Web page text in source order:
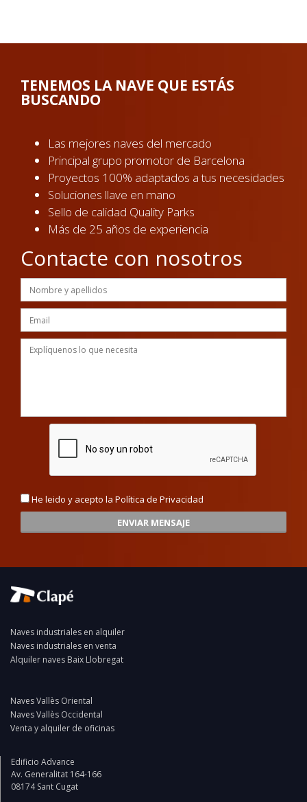
TENEMOS LA NAVE QUE ESTÁS
BUSCANDO
Las mejores naves del mercado
Principal grupo promotor de Barcelona
Proyectos 100% adaptados a tus necesidades
Soluciones llave en mano
Sello de calidad Quality Parks
Más de 25 años de experiencia
Contacte con nosotros
He leido y acepto la Política de Privacidad
ENVIAR MENSAJE
Naves industriales en alquiler
Naves industriales en venta
Alquiler naves Baix Llobregat
Naves Vallès Oriental
Naves Vallès Occidental
Venta y alquiler de oficinas
Edificio Advance
Av. Generalitat 164-166
08174 Sant Cugat